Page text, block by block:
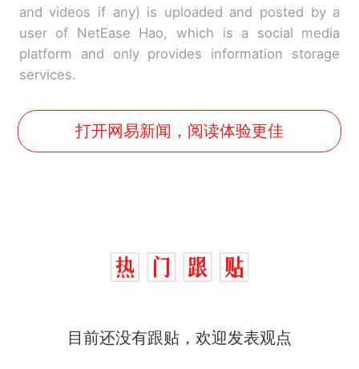
and videos if any) is uploaded and posted by a
user of NetEase Hao, which is a social media
platform and only provides information storage
services.
打开网易新闻，阅读体验更佳
目前还没有跟贴，欢迎发表观点